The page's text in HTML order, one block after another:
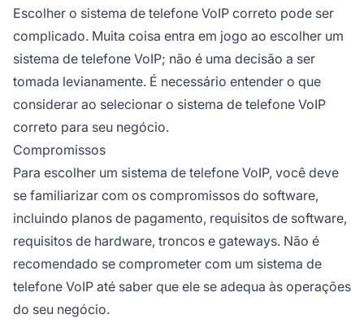
Escolher o sistema de telefone VoIP correto pode ser
complicado. Muita coisa entra em jogo ao escolher um
sistema de telefone VoIP; não é uma decisão a ser
tomada levianamente. É necessário entender o que
considerar ao selecionar o sistema de telefone VoIP
correto para seu negócio.
Compromissos
Para escolher um sistema de telefone VoIP, você deve
se familiarizar com os compromissos do software,
incluindo planos de pagamento, requisitos de software,
requisitos de hardware, troncos e gateways. Não é
recomendado se comprometer com um sistema de
telefone VoIP até saber que ele se adequa às operações
do seu negócio.